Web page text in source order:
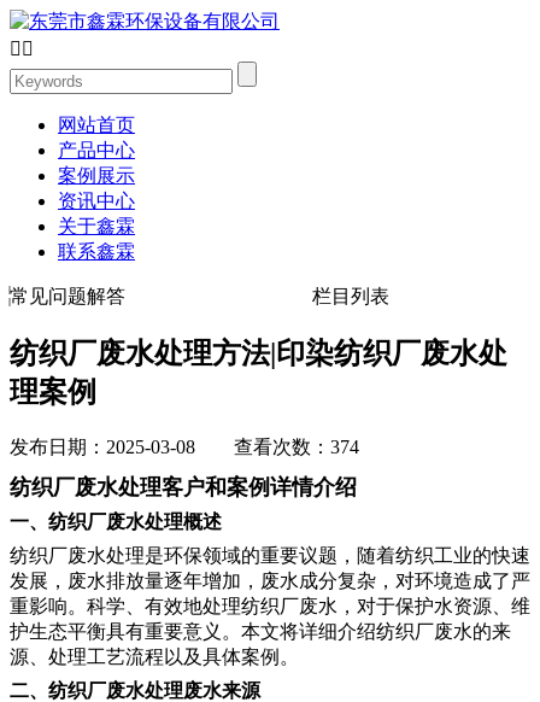
 
网站首页
产品中心
案例展示
资讯中心
关于鑫霖
联系鑫霖
常见问题解答 栏目列表
纺织厂废水处理方法|印染纺织厂废水处
理案例
发布日期：2025-03-08 查看次数：374
纺织厂废水处理客户和案例详情介绍
一、纺织厂废水处理概述
纺织厂废水处理是环保领域的重要议题，随着纺织工业的快速
发展，废水排放量逐年增加，废水成分复杂，对环境造成了严
重影响。科学、有效地处理纺织厂废水，对于保护水资源、维
护生态平衡具有重要意义。本文将详细介绍纺织厂废水的来
源、处理工艺流程以及具体案例。
二、纺织厂废水处理废水来源